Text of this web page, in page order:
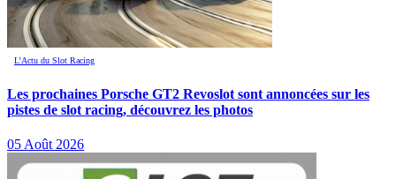
L’Actu du Slot Racing
Les prochaines Porsche GT2 Revoslot sont annoncées sur les
pistes de slot racing, découvrez les photos
05 Août 2026